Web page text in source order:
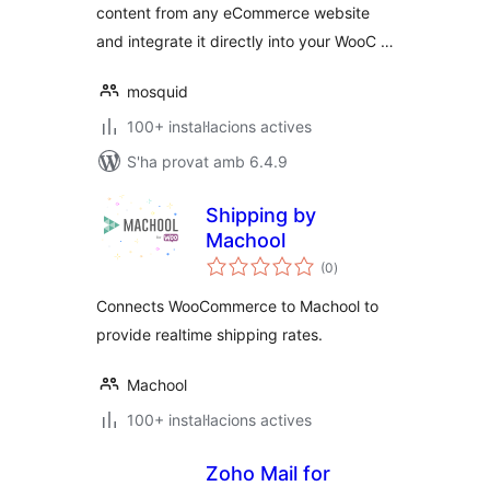
content from any eCommerce website
and integrate it directly into your WooC …
mosquid
100+ instal·lacions actives
S'ha provat amb 6.4.9
Shipping by
Machool
(0puntuacions
totals
)
Connects WooCommerce to Machool to
provide realtime shipping rates.
Machool
100+ instal·lacions actives
Zoho Mail for